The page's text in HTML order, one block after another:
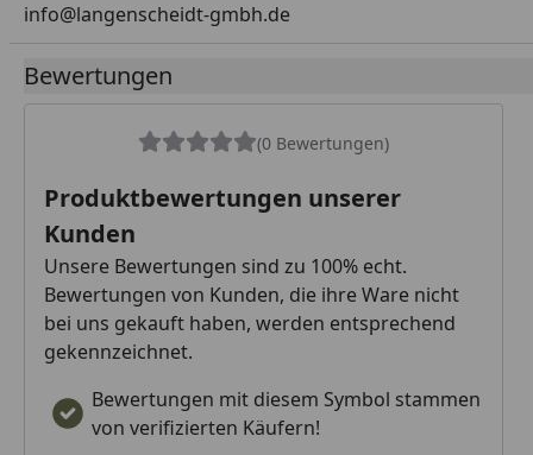
info@langenscheidt-gmbh.de
Bewertungen
(0 Bewertungen)
Produktbewertungen unserer
Kunden
Unsere Bewertungen sind zu 100% echt.
Bewertungen von Kunden, die ihre Ware nicht
bei uns gekauft haben, werden entsprechend
gekennzeichnet.
Bewertungen mit diesem Symbol stammen
von verifizierten Käufern!